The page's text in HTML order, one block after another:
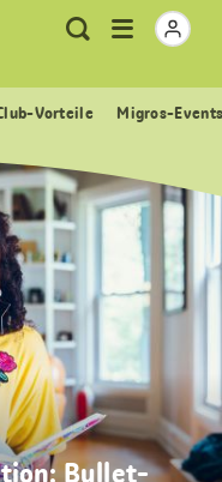
Meta
Navigation
Suche
Menu
öffnen
Vorteile Migros-
Bullet-